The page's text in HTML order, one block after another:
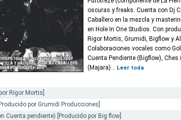
oscuras y freaks. Cuenta con Dj
Caballero en la mezcla y
en Hole In One Studios. Con
Rigor Mortis, Grumidi, Bigflow y
Colaboraciones vocales como
Cuenta Pendiente (Bigflow),
(Majara)... Leer toda
Rigor Mortis]
por Grumidi Producciones]
Cuenta pendiente) [Producido por Big flow]